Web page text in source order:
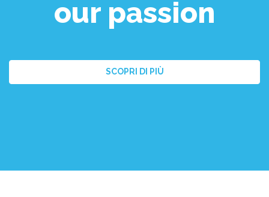
our passion
SCOPRI DI PIÙ